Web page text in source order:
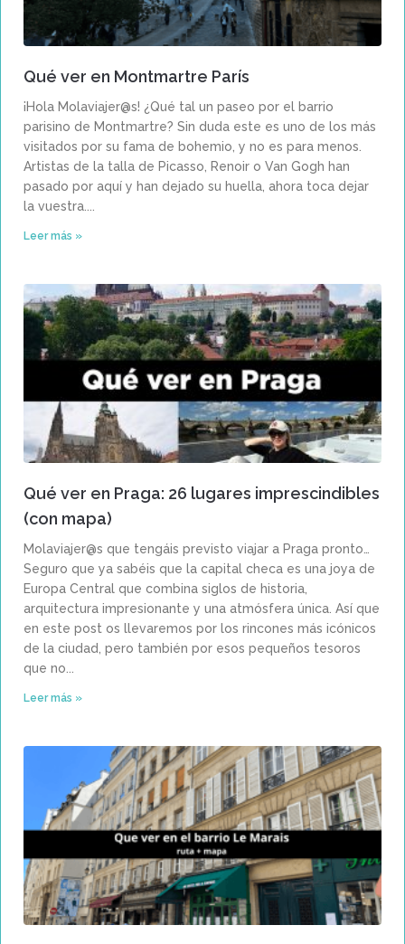
Qué ver en Montmartre París
¡Hola Molaviajer@s! ¿Qué tal un paseo por el barrio
parisino de Montmartre? Sin duda este es uno de los más
visitados por su fama de bohemio, y no es para menos.
Artistas de la talla de Picasso, Renoir o Van Gogh han
pasado por aquí y han dejado su huella, ahora toca dejar
la vuestra.
Leer más »
Qué ver en Praga: 26 lugares imprescindibles
(con mapa)
Molaviajer@s que tengáis previsto viajar a Praga pronto…
Seguro que ya sabéis que la capital checa es una joya de
Europa Central que combina siglos de historia,
arquitectura impresionante y una atmósfera única. Así que
en este post os llevaremos por los rincones más icónicos
de la ciudad, pero también por esos pequeños tesoros
que no
Leer más »